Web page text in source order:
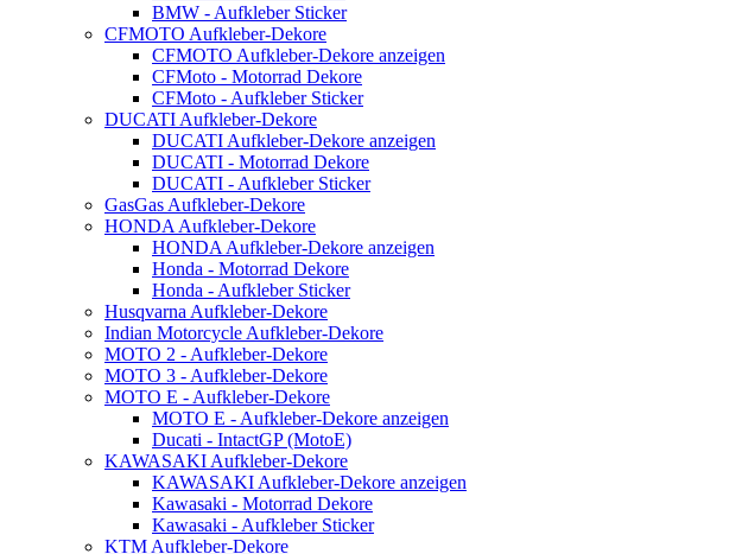
BMW - Aufkleber Sticker
CFMOTO Aufkleber-Dekore
CFMOTO Aufkleber-Dekore anzeigen
CFMoto - Motorrad Dekore
CFMoto - Aufkleber Sticker
DUCATI Aufkleber-Dekore
DUCATI Aufkleber-Dekore anzeigen
DUCATI - Motorrad Dekore
DUCATI - Aufkleber Sticker
GasGas Aufkleber-Dekore
HONDA Aufkleber-Dekore
HONDA Aufkleber-Dekore anzeigen
Honda - Motorrad Dekore
Honda - Aufkleber Sticker
Husqvarna Aufkleber-Dekore
Indian Motorcycle Aufkleber-Dekore
MOTO 2 - Aufkleber-Dekore
MOTO 3 - Aufkleber-Dekore
MOTO E - Aufkleber-Dekore
MOTO E - Aufkleber-Dekore anzeigen
Ducati - IntactGP (MotoE)
KAWASAKI Aufkleber-Dekore
KAWASAKI Aufkleber-Dekore anzeigen
Kawasaki - Motorrad Dekore
Kawasaki - Aufkleber Sticker
KTM Aufkleber-Dekore